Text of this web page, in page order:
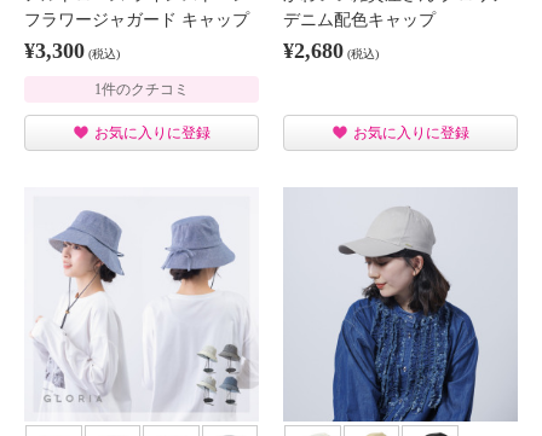
フラワージャガード キャップ
¥3,300 (税込)
1件のクチコミ
お気に入りに登録
デニム配色キャップ
¥2,680 (税込)
お気に入りに登録